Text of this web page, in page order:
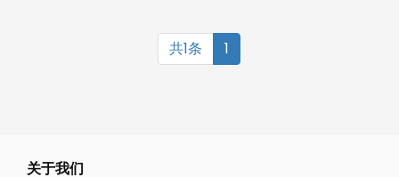
共1条 1
关于我们